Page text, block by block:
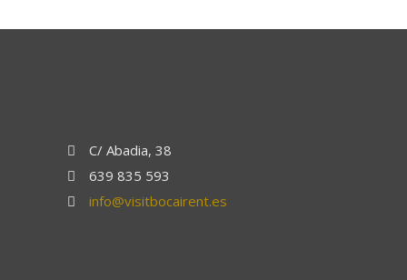
C/ Abadia, 38
639 835 593
info@visitbocairent.es